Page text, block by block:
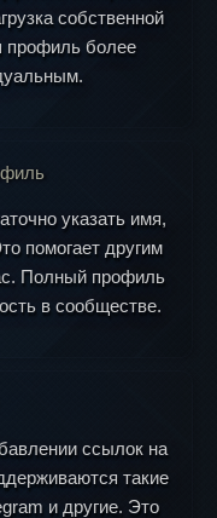
собственной
профиль более
указать имя,
помогает другим
Полный профиль
в сообществе.
ссылок на
такие
и другие. Это